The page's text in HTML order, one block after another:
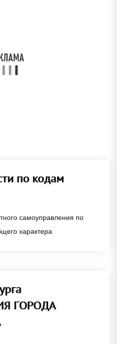
по кодам
самоуправления по
характера
ГОРОДА